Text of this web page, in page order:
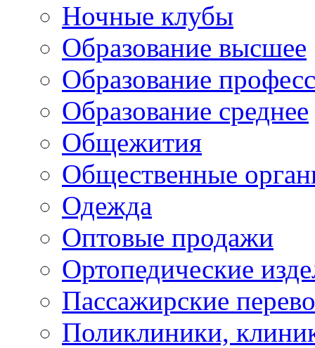
Ночные клубы
Образование высшее
Образование
Образование среднее
Общежития
Общественные
Одежда
Оптовые продажи
Ортопедические
Пассажирские
Поликлиники,